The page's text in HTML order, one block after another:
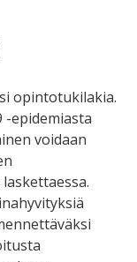
opintotukilakia.
-epidemiasta
voidaan